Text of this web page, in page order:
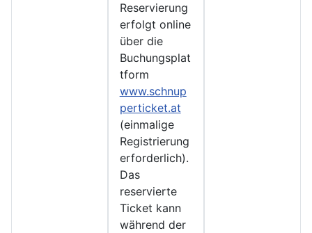
Reservierung
erfolgt online
über die
Buchungsplat
tform
www.schnup
perticket.at
(einmalige
Registrierung
erforderlich).
Das
reservierte
Ticket kann
während der